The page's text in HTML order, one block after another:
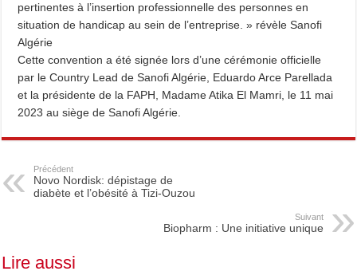
pertinentes à l’insertion professionnelle des personnes en
situation de handicap au sein de l’entreprise. » révèle Sanofi
Algérie
Cette convention a été signée lors d’une cérémonie officielle
par le Country Lead de Sanofi Algérie, Eduardo Arce Parellada
et la présidente de la FAPH, Madame Atika El Mamri, le 11 mai
2023 au siège de Sanofi Algérie.
Précédent
Novo Nordisk: dépistage de
diabète et l’obésité à Tizi-Ouzou
Suivant
Biopharm : Une initiative unique
Lire aussi